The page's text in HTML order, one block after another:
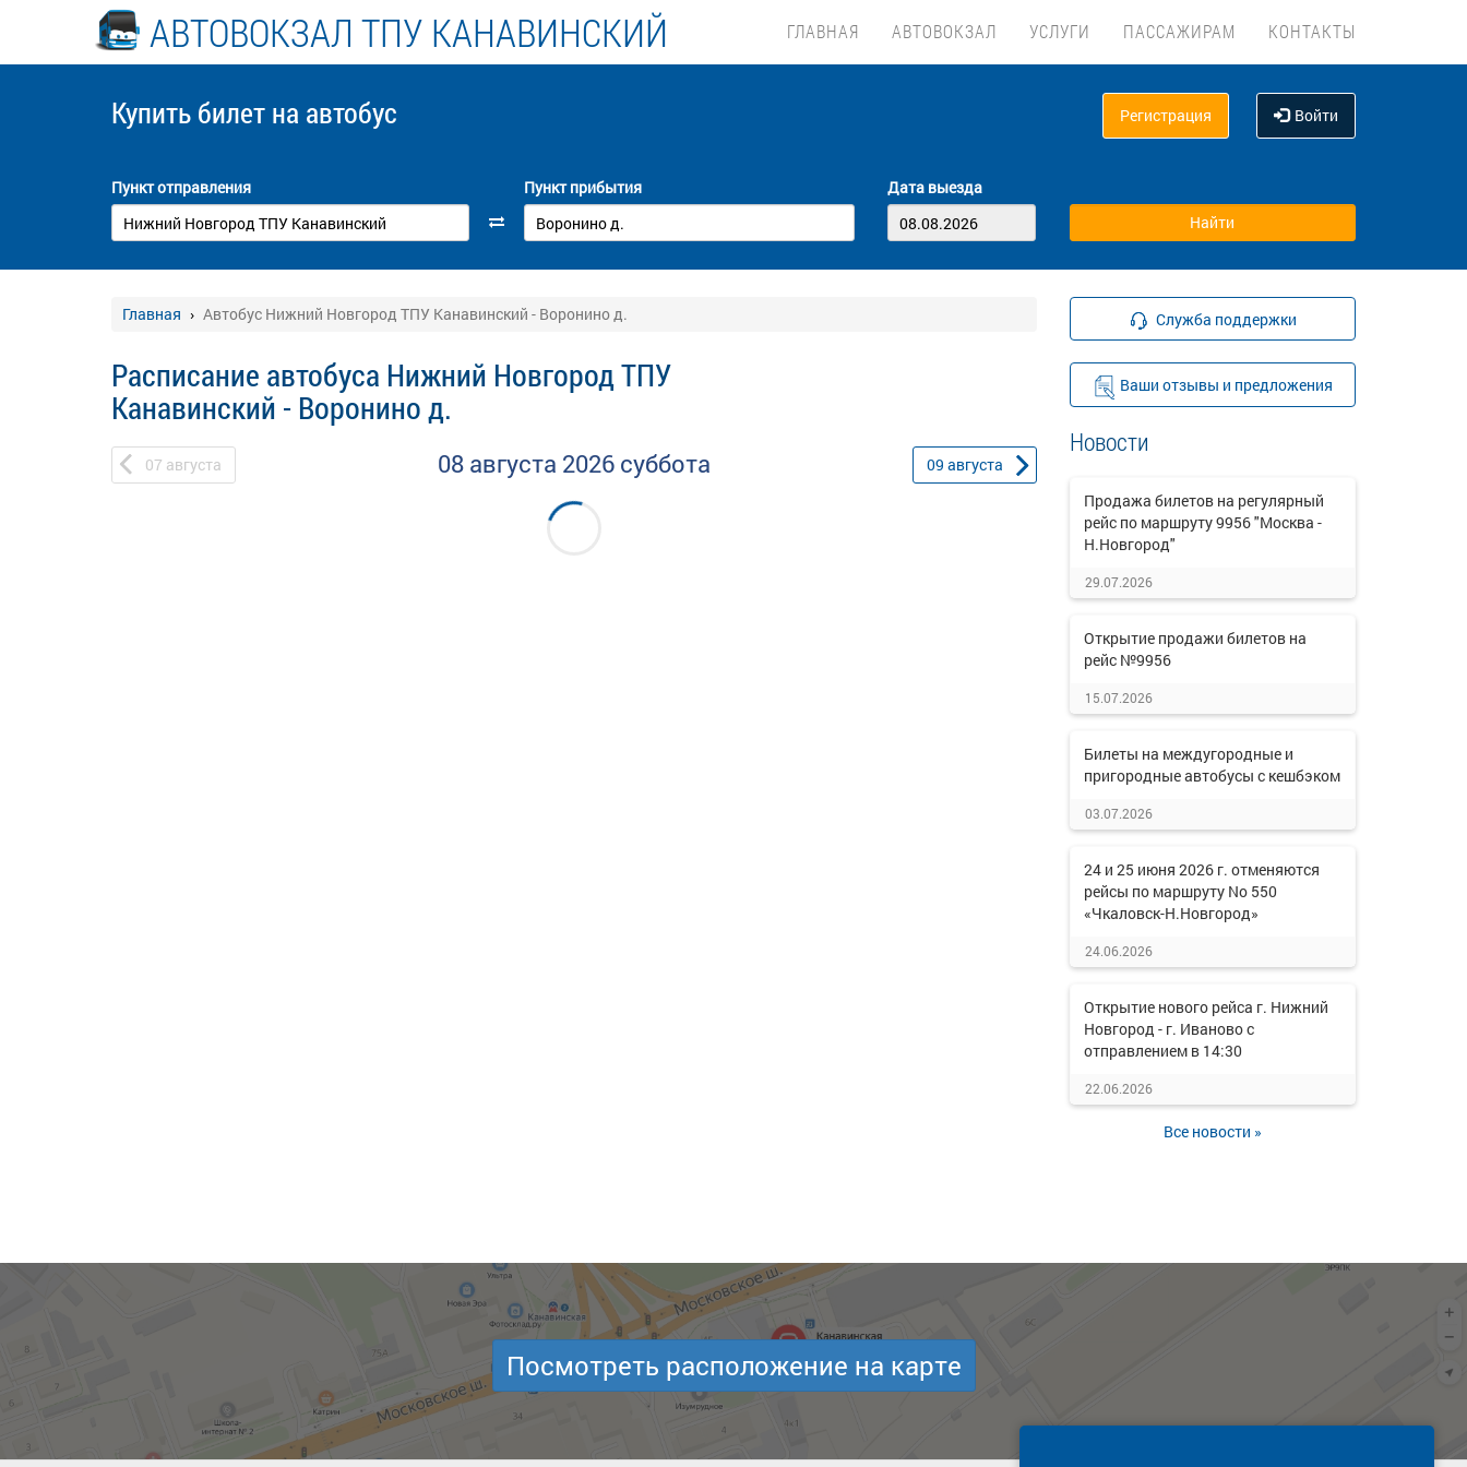
АВТОВОКЗАЛ ТПУ КАНАВИНСКИЙ ГЛАВНАЯ АВТОВОКЗАЛ УСЛУГИ ПАССАЖИРАМ КОНТАКТЫ
Купить билет на автобус Регистрация Войти
Пункт отправления Пункт прибытия Дата выезда
Главная Автобус Нижний Новгород ТПУ Канавинский - Воронино д.
Расписание автобуса Нижний Новгород ТПУ
Канавинский - Воронино д.
07 августа 08 августа 2026 суббота 09 августа
Служба поддержки
Ваши отзывы и предложения
Новости
Продажа билетов на регулярный
рейс по маршруту 9956 "Москва -
Н.Новгород"
29.07.2026
Открытие продажи билетов на
рейс №9956
15.07.2026
Билеты на междугородные и
пригородные автобусы с кешбэком
03.07.2026
24 и 25 июня 2026 г. отменяются
рейсы по маршруту No 550
«Чкаловск-Н.Новгород»
24.06.2026
Открытие нового рейса г. Нижний
Новгород - г. Иваново с
отправлением в 14:30
22.06.2026
Все новости »
Посмотреть расположение на карте